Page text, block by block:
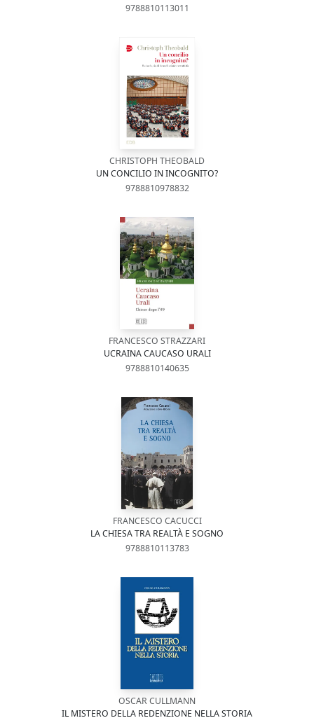
9788810113011
CHRISTOPH THEOBALD
UN CONCILIO IN INCOGNITO?
9788810978832
FRANCESCO STRAZZARI
UCRAINA CAUCASO URALI
9788810140635
FRANCESCO CACUCCI
LA CHIESA TRA REALTÀ E SOGNO
9788810113783
OSCAR CULLMANN
IL MISTERO DELLA REDENZIONE NELLA STORIA